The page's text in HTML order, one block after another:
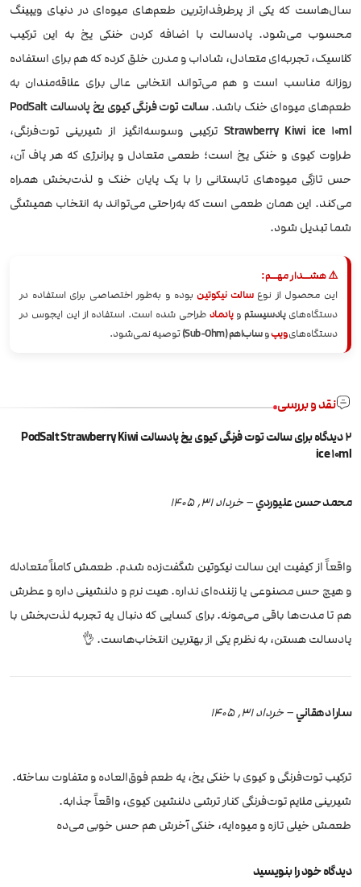
سال‌هاست که یکی از پرطرفدارترین طعم‌های میوه‌ای در دنیای ویپینگ
محسوب می‌شود. پادسالت با اضافه کردن خنکی یخ به این ترکیب
کلاسیک، تجربه‌ای متعادل، شاداب و مدرن خلق کرده که هم برای استفاده
روزانه مناسب است و هم می‌تواند انتخابی عالی برای علاقه‌مندان به
طعم‌های میوه‌ای خنک باشد.
سالت توت فرنگی کیوی یخ پادسالت PodSalt
Strawberry Kiwi ice 10ml ترکیبی وسوسه‌انگیز از شیرینی توت‌فرنگی،
طراوت کیوی و خنکی یخ است؛ طعمی متعادل و پرانرژی که هر پاف آن،
حس تازگی میوه‌های تابستانی را با یک پایان خنک و لذت‌بخش همراه
می‌کند. این همان طعمی است که به‌راحتی می‌تواند به انتخاب همیشگی
شما تبدیل شود.
⚠️ هشــدار مهــم:
این محصول از نوعسالت نیکوتینبوده و به‌طور اختصاصی برای استفاده در
دستگاه‌هایپادسیستموپادماد طراحی شده است. استفاده از این ایجوس در
دستگاه‌هایویپوساب‌اهم (Sub-Ohm) توصیه نمی‌شود.
نقد و بررسی
2 دیدگاه برای
سالت توت فرنگی کیوی یخ پادسالت PodSalt Strawberry Kiwi
ice 10ml
محمد حسن عليوردي– خرداد 31, 1405
واقعاً از کیفیت این سالت نیکوتین شگفت‌زده شدم. طعمش کاملاً متعادله
و هیچ حس مصنوعی یا زننده‌ای نداره. هیت نرم و دلنشینی داره و عطرش
هم تا مدت‌ها باقی می‌مونه. برای کسایی که دنبال یه تجربه لذت‌بخش با
پادسالت هستن، به نظرم یکی از بهترین انتخاب‌هاست. 👌
سارا دهقاني– خرداد 31, 1405
ترکیب توت‌فرنگی و کیوی با خنکی یخ، یه طعم فوق‌العاده و متفاوت ساخته.
شیرینی ملایم توت‌فرنگی کنار ترشی دلنشین کیوی، واقعاً جذابه.
طعمش خیلی تازه و میوه‌ایه، خنکی آخرش هم حس خوبی می‌ده
دیدگاه خود را بنویسید